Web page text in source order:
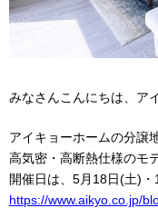
みなさんこんにちは、ア
アイキョーホームの分譲
高気密・高断熱仕様のモ
開催日は、5月18日(土)・
https://www.aikyo.co.jp/